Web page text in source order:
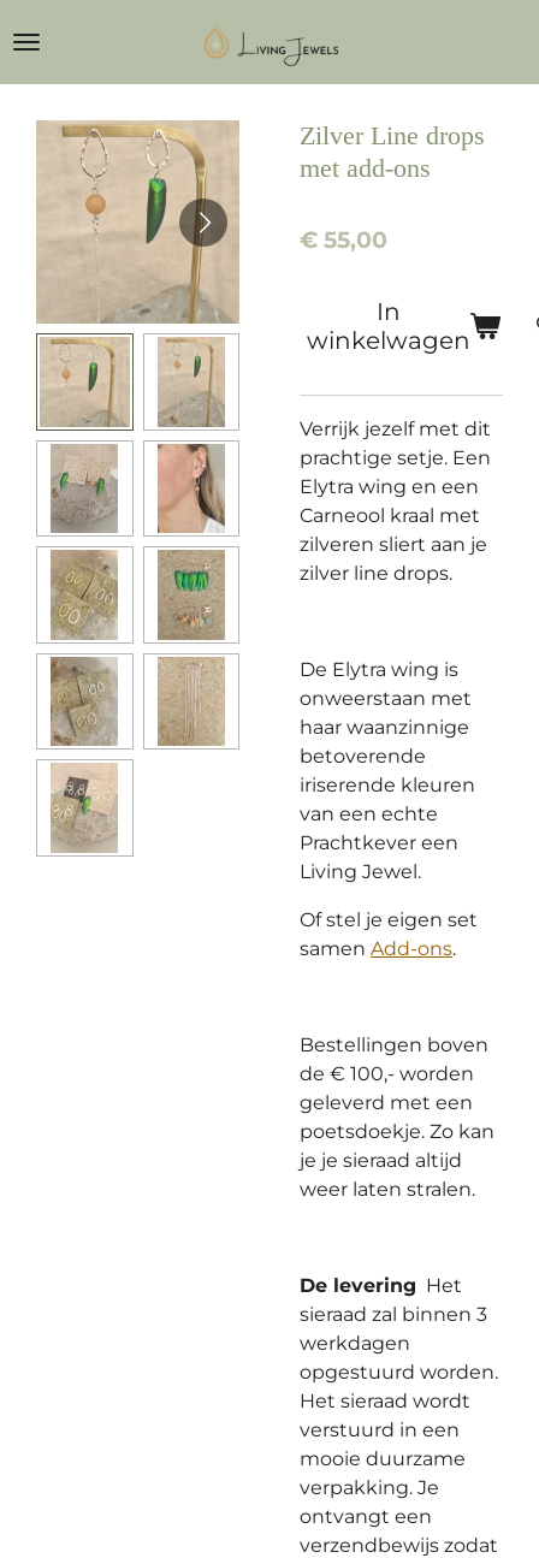
direct
naar
hoofdinhoud
Zilver Line drops
met add-ons
€ 55,00
In
winkelwagen
Verrijk jezelf met dit
prachtige setje. Een
Elytra wing en een
Carneool kraal met
zilveren sliert aan je
zilver line drops.
De Elytra wing is
onweerstaan met
haar waanzinnige
betoverende
iriserende kleuren
van een echte
Prachtkever een
Living Jewel.
Of stel je eigen set
samen Add-ons.
Bestellingen boven
de € 100,- worden
geleverd met een
poetsdoekje. Zo kan
je je sieraad altijd
weer laten stralen.
De levering Het
sieraad zal binnen 3
werkdagen
opgestuurd worden.
Het sieraad wordt
verstuurd in een
mooie duurzame
verpakking. Je
ontvangt een
verzendbewijs zodat